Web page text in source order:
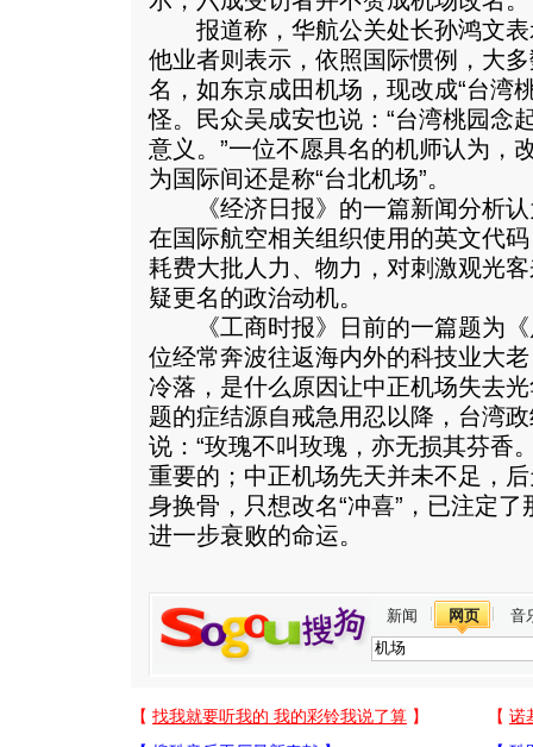
报道称，华航公关处长孙鸿文表
他业者则表示，依照国际惯例，大
名，如东京成田机场，现改成“台湾
怪。民众吴成安也说：“台湾桃园念
意义。”一位不愿具名的机师认为，
为国际间还是称“台北机场”。
《经济日报》的一篇新闻分析认
在国际航空相关组织使用的英文代
耗费大批人力、物力，对刺激观光
疑更名的政治动机。
《工商时报》日前的一篇题为《
位经常奔波往返海内外的科技业大
冷落，是什么原因让中正机场失去
题的症结源自戒急用忍以降，台湾
说：“玫瑰不叫玫瑰，亦无损其芬香
重要的；中正机场先天并未不足，
身换骨，只想改名“冲喜”，已注定了
进一步衰败的命运。
新闻 网页 音